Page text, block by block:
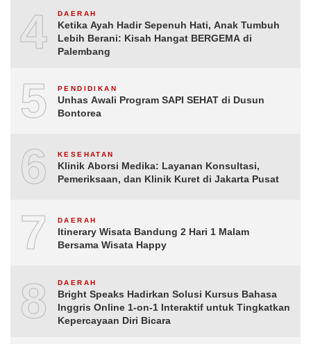
4 DAERAH
Ketika Ayah Hadir Sepenuh Hati, Anak Tumbuh
Lebih Berani: Kisah Hangat BERGEMA di
Palembang
5 PENDIDIKAN
Unhas Awali Program SAPI SEHAT di Dusun
Bontorea
6 KESEHATAN
Klinik Aborsi Medika: Layanan Konsultasi,
Pemeriksaan, dan Klinik Kuret di Jakarta Pusat
7 DAERAH
Itinerary Wisata Bandung 2 Hari 1 Malam
Bersama Wisata Happy
8 DAERAH
Bright Speaks Hadirkan Solusi Kursus Bahasa
Inggris Online 1-on-1 Interaktif untuk Tingkatkan
Kepercayaan Diri Bicara